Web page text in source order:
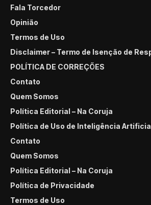
Fala Torcedor
Opinião
Termos de Uso
Disclaimer – Termo de Isenção de
POLÍTICA DE CORREÇÕES
Contato
Quem Somos
Política Editorial – Na Coruja
Política de Uso de Inteligência
Contato
Quem Somos
Política Editorial – Na Coruja
Política de Privacidade
Termos de Uso